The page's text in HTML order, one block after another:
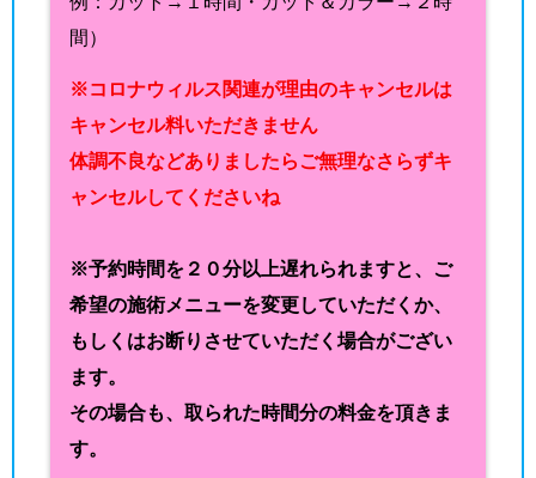
間）
※コロナウィルス関連が理由のキャンセルは
キャンセル料いただきません
体調不良などありましたらご無理なさらずキ
ャンセルしてくださいね
※予約時間を２０分以上遅れられますと、ご
希望の施術メニューを変更していただくか、
もしくはお断りさせていただく場合がござい
ます。
その場合も、取られた時間分の料金を頂きま
す。